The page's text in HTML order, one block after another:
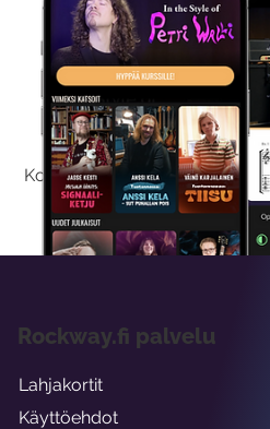
Kokeile
Kokeilemalla ilmaiseksi saat
viikon
Rockway.fi palvelu
Lahjakortit
Käyttöehdot